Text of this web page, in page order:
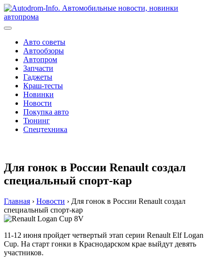
Перейти
к
содержимому
Авто советы
Автообзоры
Автопром
Запчасти
Гаджеты
Краш-тесты
Новинки
Новости
Покупка авто
Тюнинг
Спецтехника
Для гонок в России Renault создал
специальный спорт-кар
Главная › Новости › Для гонок в России Renault создал
специальный спорт-кар
11-12 июня пройдет четвертый этап серии Renault Elf Logan
Cup. На старт гонки в Краснодарском крае выйдут девять
участников.